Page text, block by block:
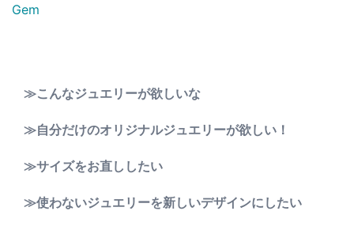
Gem
≫こんなジュエリーが欲しいな
≫自分だけのオリジナルジュエリーが欲しい！
≫サイズをお直ししたい
≫使わないジュエリーを新しいデザインにしたい